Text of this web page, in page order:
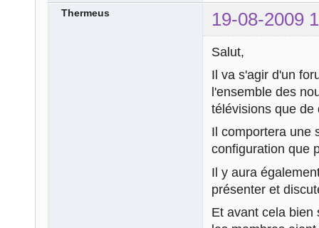
Thermeus 19-08-2009
Salut,
Il va s'agir d'un
l'ensemble des
télévisions que de
Il comportera une
configuration que
Il y aura
présenter et
Et avant cela bien